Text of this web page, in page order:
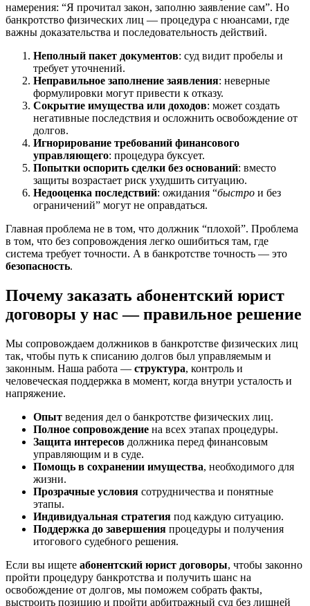
намерения: “Я прочитал закон, заполню заявление сам”. Но
банкротство физических лиц — процедура с нюансами, где
важны доказательства и последовательность действий.
Неполный пакет документов: суд видит пробелы и
требует уточнений.
Неправильное заполнение заявления: неверные
формулировки могут привести к отказу.
Сокрытие имущества или доходов: может создать
негативные последствия и осложнить освобождение от
долгов.
Игнорирование требований финансового
управляющего: процедура буксует.
Попытки оспорить сделки без оснований: вместо
защиты возрастает риск ухудшить ситуацию.
Недооценка последствий: ожидания “быстро и без
ограничений” могут не оправдаться.
Главная проблема не в том, что должник “плохой”. Проблема
в том, что без сопровождения легко ошибиться там, где
система требует точности. А в банкротстве точность — это
безопасность.
Почему заказать абонентский юрист
договоры у нас — правильное решение
Мы сопровождаем должников в банкротстве физических лиц
так, чтобы путь к списанию долгов был управляемым и
законным. Наша работа — структура, контроль и
человеческая поддержка в момент, когда внутри усталость и
напряжение.
Опыт ведения дел о банкротстве физических лиц.
Полное сопровождение на всех этапах процедуры.
Защита интересов должника перед финансовым
управляющим и в суде.
Помощь в сохранении имущества, необходимого для
жизни.
Прозрачные условия сотрудничества и понятные
этапы.
Индивидуальная стратегия под каждую ситуацию.
Поддержка до завершения процедуры и получения
итогового судебного решения.
Если вы ищете абонентский юрист договоры, чтобы законно
пройти процедуру банкротства и получить шанс на
освобождение от долгов, мы поможем собрать факты,
выстроить позицию и пройти арбитражный суд без лишней